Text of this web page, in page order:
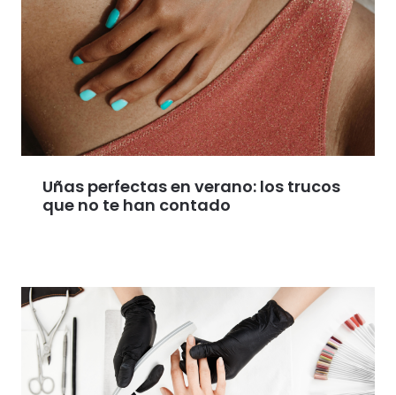
Uñas perfectas en verano: los trucos
que no te han contado